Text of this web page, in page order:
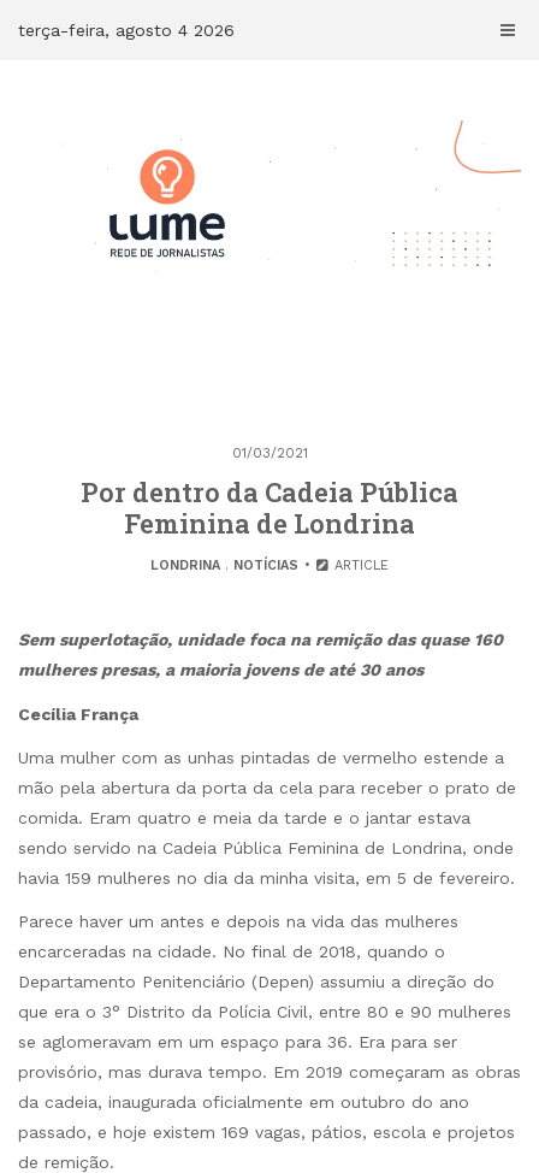
terça-feira, agosto 4 2026
01/03/2021
Por dentro da Cadeia Pública
Feminina de Londrina
LONDRINA. NOTÍCIAS ARTICLE
Sem superlotação, unidade foca na remição das quase 160
mulheres presas, a maioria jovens de até 30 anos
Cecília França
Uma mulher com as unhas pintadas de vermelho estende a
mão pela abertura da porta da cela para receber o prato de
comida. Eram quatro e meia da tarde e o jantar estava
sendo servido na Cadeia Pública Feminina de Londrina, onde
havia 159 mulheres no dia da minha visita, em 5 de fevereiro.
Parece haver um antes e depois na vida das mulheres
encarceradas na cidade. No final de 2018, quando o
Departamento Penitenciário (Depen) assumiu a direção do
que era o 3° Distrito da Polícia Civil, entre 80 e 90 mulheres
se aglomeravam em um espaço para 36. Era para ser
provisório, mas durava tempo. Em 2019 começaram as obras
da cadeia, inaugurada oficialmente em outubro do ano
passado, e hoje existem 169 vagas, pátios, escola e projetos
de remição.